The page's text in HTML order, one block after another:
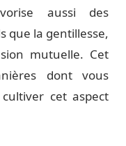
aussi des
que la gentillesse,
mutuelle. Cet
dont vous
cet aspect